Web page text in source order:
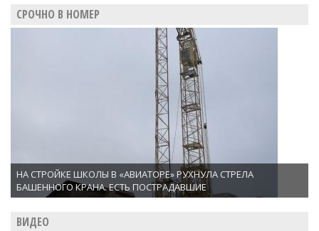
СРОЧНО В НОМЕР
НА СТРОЙКЕ ШКОЛЫ В «АВИАТОРЕ» РУХНУЛА СТРЕЛА
БАШЕННОГО КРАНА. ЕСТЬ ПОСТРАДАВШИЕ
ВИДЕО